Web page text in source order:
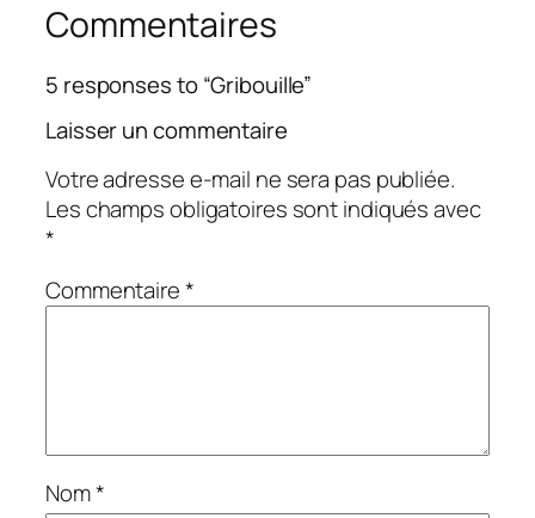
Commentaires
5 responses to “Gribouille”
Laisser un commentaire
Votre adresse e-mail ne sera pas publiée.
Les champs obligatoires sont indiqués avec
*
Commentaire*
Nom*